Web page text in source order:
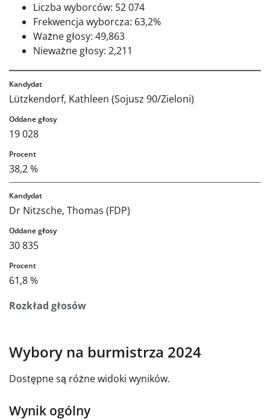
Liczba wyborców: 52 074
Frekwencja wyborcza: 63,2%
Ważne głosy: 49,863
Nieważne głosy: 2,211
Rozkład głosów
Lützkendorf, Kathleen (Sojusz 90/Zieloni)
19 028
38,2 %
Dr Nitzsche, Thomas (FDP)
30 835
61,8 %
Wybory na burmistrza 2024
Dostępne są różne widoki wyników.
Wynik ogólny